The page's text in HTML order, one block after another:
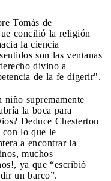
Tomás de
concilió la religión
la ciencia
son las ventanas
divino a
de la fe digerir".
supremamente
la boca para
Deduce Chesterton
con lo que le
a encontrar la
muchos
ya que “escribió
un barco”.